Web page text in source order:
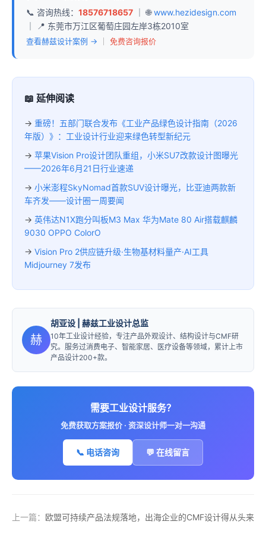
📞 咨询热线： 18576718657 ｜ 🌐www.hezidesign.com
｜ 📍 东莞市万江区葡萄庄园左岸3栋2010室
查看赫兹设计案例 → 免费咨询报价
📖 延伸阅读
→ 重磅！五部门联合发布《工业产品绿色设计指南（2026
年版）》：工业设计行业迎来绿色转型新纪元
→ 苹果Vision Pro设计团队重组，小米SU7改款设计图曝光
——2026年6月21日行业速递
→ 小米澎程SkyNomad首款SUV设计曝光，比亚迪两款新
车齐发——设计圈一周要闻
→ 英伟达N1X跑分叫板M3 Max 华为Mate 80 Air搭载麒麟
9030 OPPO ColorO
→ Vision Pro 2供应链升级·生物基材料量产·AI工具
Midjourney 7发布
赫
胡亚设 | 赫兹工业设计总监
10年工业设计经验，专注产品外观设计、结构设计与CMF研
究。服务过消费电子、智能家居、医疗设备等领域，累计上市
产品设计200+款。
需要工业设计服务？
免费获取方案报价 · 资深设计师一对一沟通
📞 电话咨询 💬 在线留言
上一篇： 欧盟可持续产品法规落地，出海企业的CMF设计得从头来